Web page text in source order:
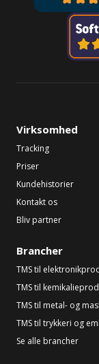
Virksomhed
Tracking
Priser
Kundehistorier
Kontakt os
Bliv partner
Brancher
TMS til
TMS til
TMS til metal- og
TMS til trykkeri og
Se alle brancher